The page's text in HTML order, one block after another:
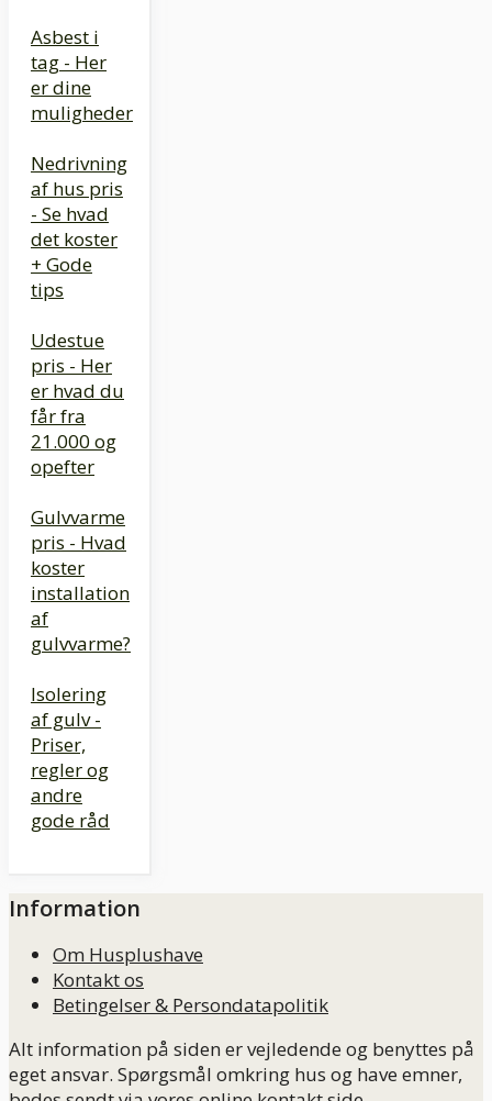
Asbest i
tag - Her
er dine
muligheder
Nedrivning
af hus pris
- Se hvad
det koster
+ Gode
tips
Udestue
pris - Her
er hvad du
får fra
21.000 og
opefter
Gulvvarme
pris - Hvad
koster
installation
af
gulvvarme?
Isolering
af gulv -
Priser,
regler og
andre
gode råd
Information
Om Husplushave
Kontakt os
Betingelser & Persondatapolitik
Alt information på siden er vejledende og benyttes på
eget ansvar. Spørgsmål omkring hus og have emner,